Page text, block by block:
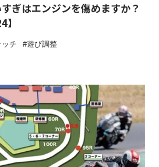
ぎはエンジンを傷めますか？
チ
遊び調整